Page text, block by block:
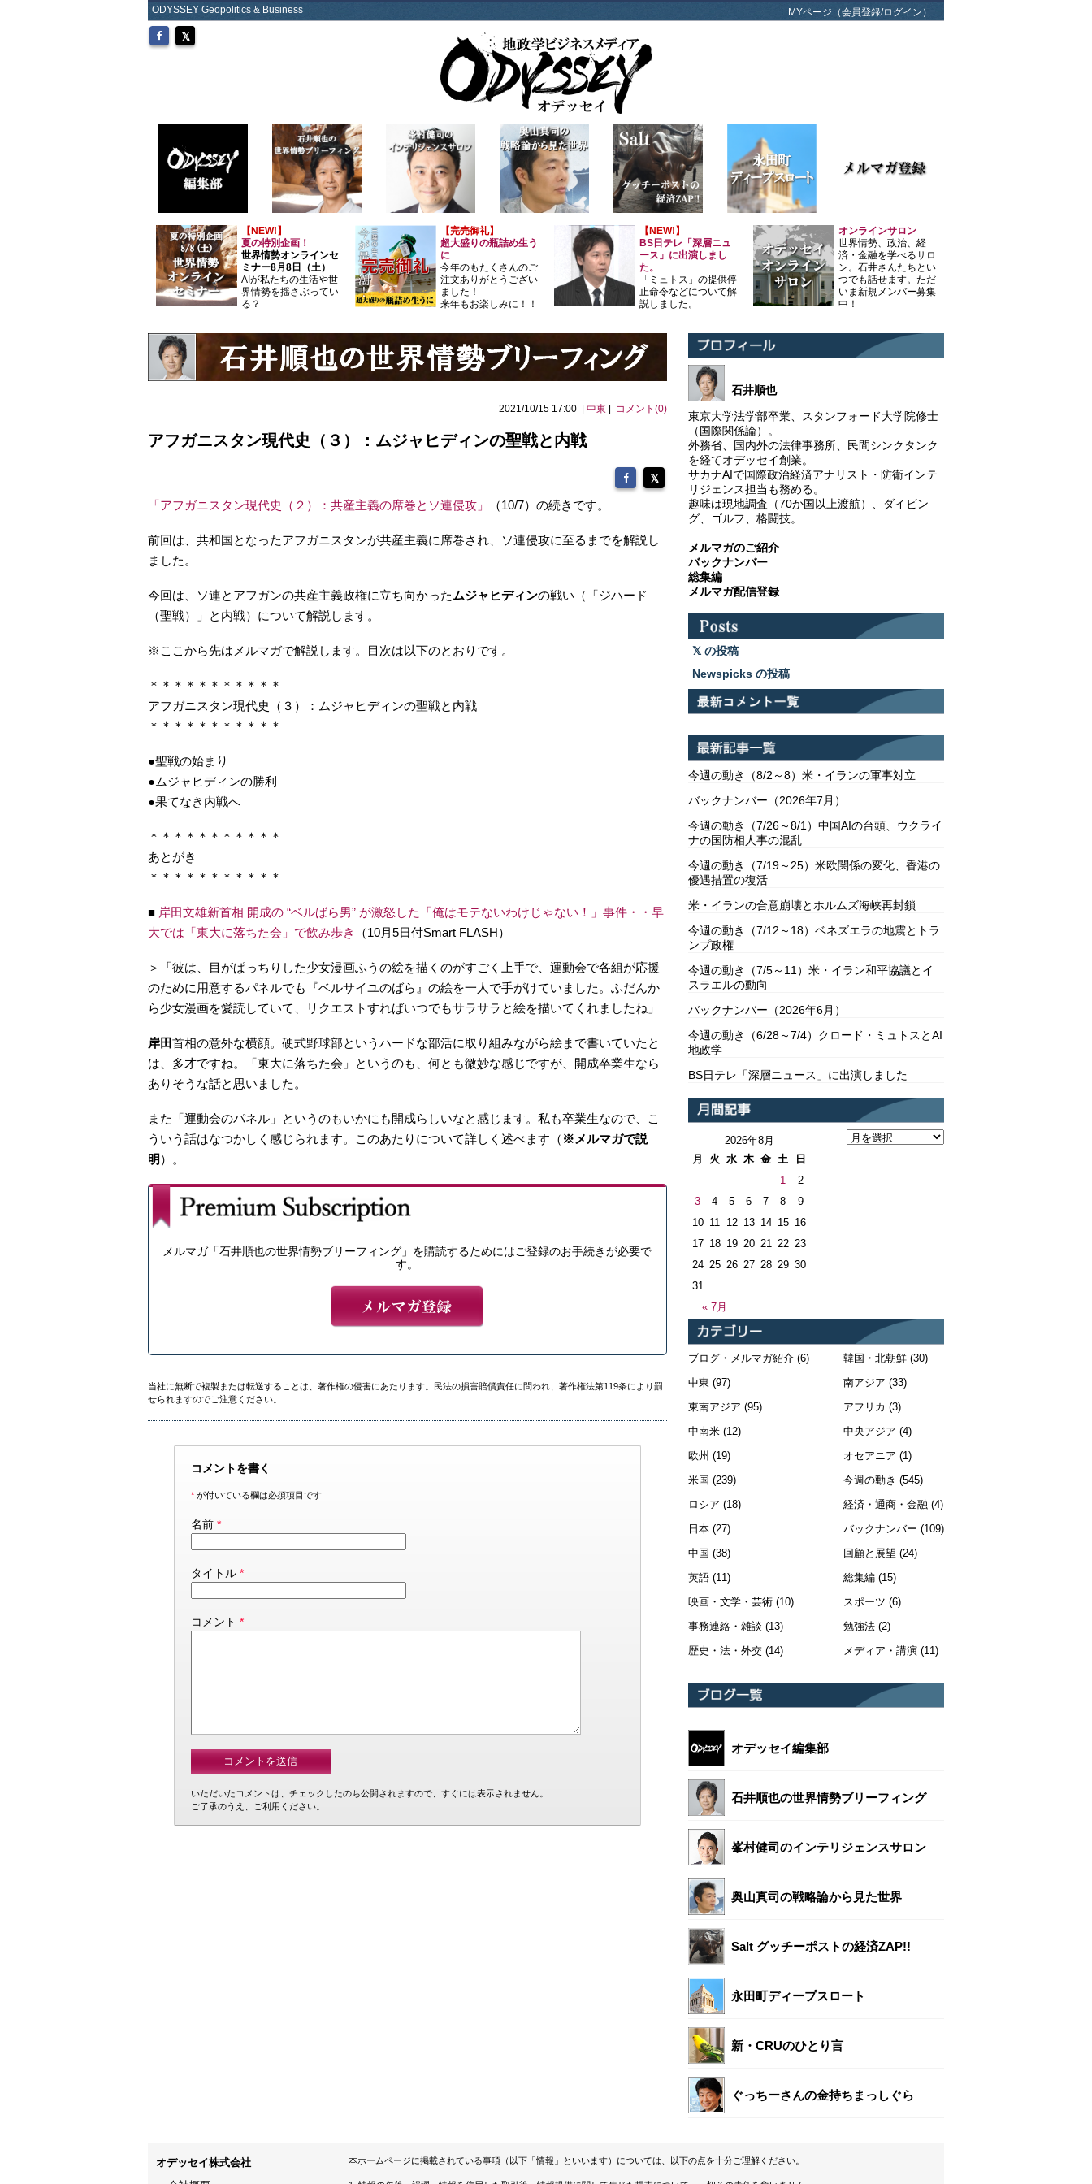
ODYSSEY Geopolitics & Business MYページ（会員登録/ログイン）
【NEW!】
夏の特別企画！
世界情勢オンラインセ
ミナー8月8日（土）
AIが私たちの生活や世
界情勢を揺さぶってい
る？
【完売御礼】
超大盛りの瓶詰め生う
に
今年のもたくさんのご
注文ありがとうござい
ました！
来年もお楽しみに！！
【NEW!】
BS日テレ「深層ニュ
ース」に出演しまし
た。
「ミュトス」の提供停
止命令などについて解
説しました。
オンラインサロン
世界情勢、政治、経
済・金融を学べるサロ
ン。石井さんたちとい
つでも話せます。ただ
いま新規メンバー募集
中！
2021/10/15 17:00 | 中東 コメント(0)
アフガニスタン現代史（３）：ムジャヒディンの聖戦と内戦
「アフガニスタン現代史（２）：共産主義の席巻とソ連侵攻」 （10/7）の続きです。
前回は、共和国となったアフガニスタンが共産主義に席巻され、ソ連侵攻に至るまでを解説し
ました。
今回は、ソ連とアフガンの共産主義政権に立ち向かったムジャヒディンの戦い（「ジハード
（聖戦）」と内戦）について解説します。
※ここから先はメルマガで解説します。目次は以下のとおりです。
＊＊＊＊＊＊＊＊＊＊＊
アフガニスタン現代史（３）：ムジャヒディンの聖戦と内戦
＊＊＊＊＊＊＊＊＊＊＊
●聖戦の始まり
●ムジャヒディンの勝利
●果てなき内戦へ
＊＊＊＊＊＊＊＊＊＊＊
あとがき
＊＊＊＊＊＊＊＊＊＊＊
■ 岸田文雄新首相 開成の “ベルばら男” が激怒した「俺はモテないわけじゃない！」事件・・早
大では「東大に落ちた会」で飲み歩き
（10月5日付Smart FLASH）
＞「彼は、目がぱっちりした少女漫画ふうの絵を描くのがすごく上手で、運動会で各組が応援
のために用意するパネルでも『ベルサイユのばら』の絵を一人で手がけていました。ふだんか
ら少女漫画を愛読していて、リクエストすればいつでもサラサラと絵を描いてくれましたね」
岸田首相の意外な横顔。硬式野球部というハードな部活に取り組みながら絵まで書いていたと
は、多才ですね。「東大に落ちた会」というのも、何とも微妙な感じですが、開成卒業生なら
ありそうな話と思いました。
また「運動会のパネル」というのもいかにも開成らしいなと感じます。私も卒業生なので、こ
ういう話はなつかしく感じられます。このあたりについて詳しく述べます（ ※メルマガで説
明 ）。
メルマガ「石井順也の世界情勢ブリーフィング」を購読するためにはご登録のお手続きが必要で
す。
当社に無断で複製または転送することは、著作権の侵害にあたります。民法の損害賠償責任に問われ、著作権法第119条により罰
せられますのでご注意ください。
コメントを書く
*が付いている欄は必須項目です
名前 *
タイトル *
コメント *
いただいたコメントは、チェックしたのち公開されますので、すぐには表示されません。
ご了承のうえ、ご利用ください。
石井順也
東京大学法学部卒業、スタンフォード大学院修士
（国際関係論）。
外務省、国内外の法律事務所、民間シンクタンク
を経てオデッセイ創業。
サカナAIで国際政治経済アナリスト・防衛インテ
リジェンス担当も務める。
趣味は現地調査（70か国以上渡航）、ダイビン
グ、ゴルフ、格闘技。
メルマガのご紹介
バックナンバー
総集編
メルマガ配信登録
の投稿
Newspicks の投稿
今週の動き（8/2～8）米・イランの軍事対立
バックナンバー（2026年7月）
今週の動き（7/26～8/1）中国AIの台頭、ウクライ
ナの国防相人事の混乱
今週の動き（7/19～25）米欧関係の変化、香港の
優遇措置の復活
米・イランの合意崩壊とホルムズ海峡再封鎖
今週の動き（7/12～18）ベネズエラの地震とトラ
ンプ政権
今週の動き（7/5～11）米・イラン和平協議とイ
スラエルの動向
バックナンバー（2026年6月）
今週の動き（6/28～7/4）クロード・ミュトスとAI
地政学
BS日テレ「深層ニュース」に出演しました
2026年8月
月
火 水 木 金 土 日
« 7月
1
2
3
4 5 6 7 8
9
10 11 12 13 14 15 16
17 18 19 20 21 22 23
24 25 26 27 28 29 30
31
ブログ・メルマガ紹介 (6)
中東 (97)
東南アジア (95)
中南米 (12)
欧州 (19)
米国 (239)
ロシア (18)
日本 (27)
中国 (38)
英語 (11)
映画・文学・芸術 (10)
事務連絡・雑談 (13)
歴史・法・外交 (14)
韓国・北朝鮮(30)
南アジア (33)
アフリカ (3)
中央アジア (4)
オセアニア (1)
今週の動き (545)
経済・通商・金融 (4)
バックナンバー (109)
回顧と展望 (24)
総集編(15)
スポーツ (6)
勉強法(2)
メディア・講演(11)
オデッセイ編集部
石井順也の世界情勢ブリーフィング
峯村健司のインテリジェンスサロン
奥山真司の戦略論から見た世界
Salt グッチーポストの経済ZAP!!
永田町ディープスロート
新・CRUのひとり言
ぐっちーさんの金持ちまっしぐら
オデッセイ株式会社
本ホームページに掲載されている事項（以下「情報」といいます）については、以下の点を十分ご理解ください。